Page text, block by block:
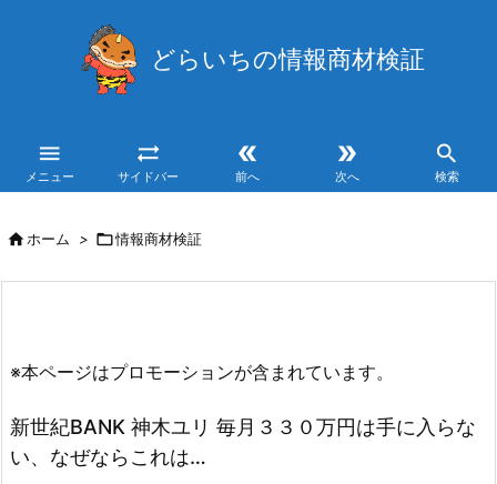
どらいちの情報商材検証

メニュー

サイドバー

前へ

次へ

検索
ホーム > 情報商材検証
※本ページはプロモーションが含まれています。
新世紀BANK 神木ユリ 毎月３３０万円は手に入らな
い、なぜならこれは…